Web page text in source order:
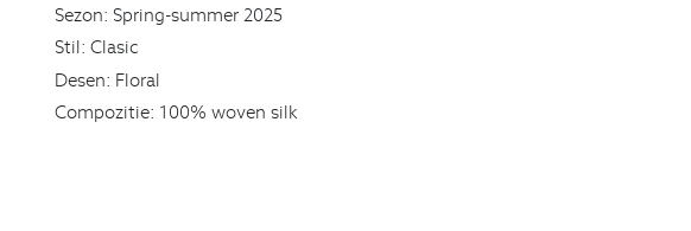
Sezon: Spring-summer 2025
Stil: Clasic
Desen: Floral
Compozitie: 100% woven silk